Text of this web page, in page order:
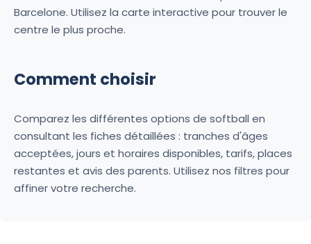
Barcelone. Utilisez la carte interactive pour trouver le
centre le plus proche.
Comment choisir
Comparez les différentes options de softball en
consultant les fiches détaillées : tranches d'âges
acceptées, jours et horaires disponibles, tarifs, places
restantes et avis des parents. Utilisez nos filtres pour
affiner votre recherche.